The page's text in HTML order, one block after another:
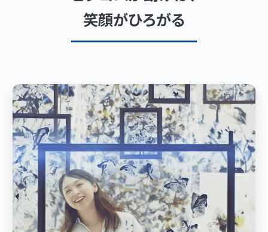
笑顔がひろがる